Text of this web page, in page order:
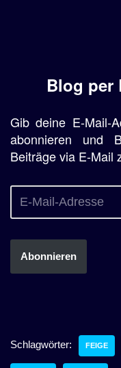
Blog per
Gib deine E-Mail-
abonnieren und
Beiträge via E-Mail
Abonnieren
Schlagwörter: FEIGE